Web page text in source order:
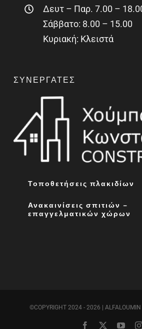
Δευτ – Παρ. 7.00 –
Σάββατο: 8.00 – 15.00
Κυριακή: Κλειστά
ΣΥΝΕΡΓΆΤΕΣ
Τοποθετήσεις πλακιδίων
Ανακαινίσεις σπιτιών –
επαγγελματικών χώρων
©COPYRIGHT 2024 - 2026 |